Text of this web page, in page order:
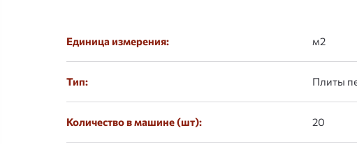
Единица измерения: м2
Тип: Плиты
Количество в машине (шт): 20